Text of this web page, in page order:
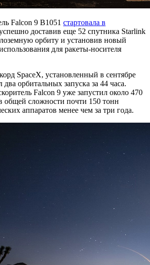
Falcon 9 B1051 стартовала в
доставив еще 52 спутника Starlink
орбиту и установив новый
для ракеты-носителя
SpaceX, установленный в сентябре
два орбитальных запуска за 44 часа.
Falcon 9 уже запустил около 470
общей сложности почти 150 тонн
аппаратов менее чем за три года.